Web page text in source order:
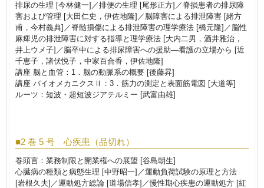
排尿の生理 [今林健一]／排便の生理 [尾形正方]／脊損患者の排尿障
害および管理 [大田仁史，伊佐地隆]／脳障害による排泄障害 [緒方
甫，今村義典]／脊髄損傷による排泄障害の理学療法 [橋元隆]／脳性
麻痺児の排泄障害に対する指導と理学療法 [大内二男，酒井雅治，
井上ウメ子]／脳卒中による排尿障害への援助―看護の立場から [近
千恵子，諸伏悦子，中家百合香，伊佐地隆]
講座 脳と血管：1．脳の動脈系の概要 [後藤昇]
講座 バイオメカニクスⅡ：3．筋力の測定と表面筋電図 [大道等]
ルーツ：短波・超短波ジアテルミー [武富由雄]
■2 巻 5 号 心疾患（品切れ）
巻頭言：業務制限と開業権への展望 [谷島朝生]
心臓病の種類と病態生理 [中野昭一]／運動負荷試験の原理と方法
[岩根久夫]／運動処方総論 [道場信孝]／慢性期心疾患の運動処方 [紅